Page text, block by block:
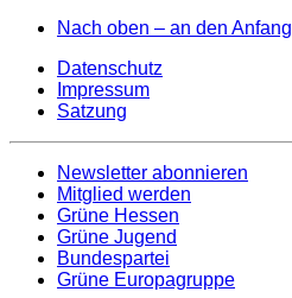
Nach oben – an den Anfang
Datenschutz
Impressum
Satzung
Newsletter abonnieren
Mitglied werden
Grüne Hessen
Grüne Jugend
Bundespartei
Grüne Europagruppe